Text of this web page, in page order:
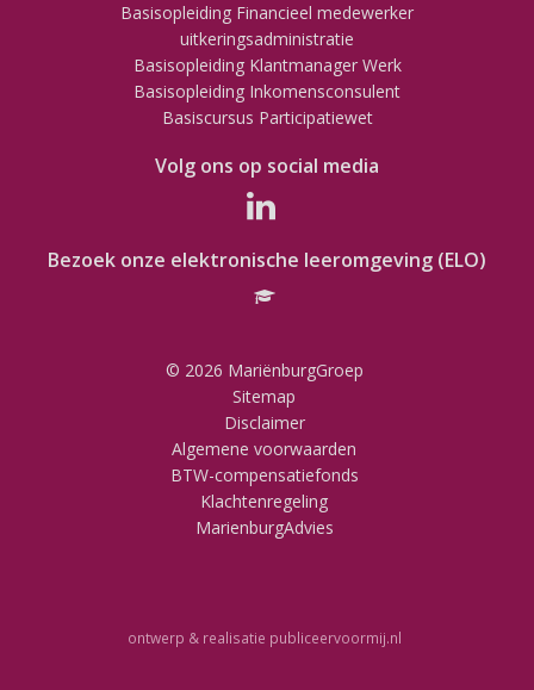
Basisopleiding Financieel medewerker
uitkeringsadministratie
Basisopleiding Klantmanager Werk
Basisopleiding Inkomensconsulent
Basiscursus Participatiewet
Volg ons op social media
Bezoek onze elektronische leeromgeving (ELO)
© 2026 MariënburgGroep
Sitemap
Disclaimer
Algemene voorwaarden
BTW-compensatiefonds
Klachtenregeling
MarienburgAdvies
ontwerp & realisatie publiceervoormij.nl